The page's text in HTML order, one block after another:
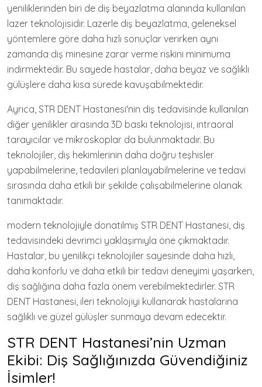
yeniliklerinden biri de diş beyazlatma alanında kullanılan
lazer teknolojisidir. Lazerle diş beyazlatma, geleneksel
yöntemlere göre daha hızlı sonuçlar verirken aynı
zamanda diş minesine zarar verme riskini minimuma
indirmektedir. Bu sayede hastalar, daha beyaz ve sağlıklı
gülüşlere daha kısa sürede kavuşabilmektedir.
Ayrıca, STR DENT Hastanesi'nin diş tedavisinde kullanılan
diğer yenilikler arasında 3D baskı teknolojisi, intraoral
tarayıcılar ve mikroskoplar da bulunmaktadır. Bu
teknolojiler, diş hekimlerinin daha doğru teşhisler
yapabilmelerine, tedavileri planlayabilmelerine ve tedavi
sırasında daha etkili bir şekilde çalışabilmelerine olanak
tanımaktadır.
modern teknolojiyle donatılmış STR DENT Hastanesi, diş
tedavisindeki devrimci yaklaşımıyla öne çıkmaktadır.
Hastalar, bu yenilikçi teknolojiler sayesinde daha hızlı,
daha konforlu ve daha etkili bir tedavi deneyimi yaşarken,
diş sağlığına daha fazla önem verebilmektedirler. STR
DENT Hastanesi, ileri teknolojiyi kullanarak hastalarına
sağlıklı ve güzel gülüşler sunmaya devam edecektir.
STR DENT Hastanesi’nin Uzman
Ekibi: Diş Sağlığınızda Güvendiğiniz
İsimler!